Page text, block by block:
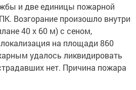
и две единицы пожарной
Возгорание произошло внутри
40 х 60 м) с сеном,
на площади 860
удалось ликвидировать
нет. Причина пожара